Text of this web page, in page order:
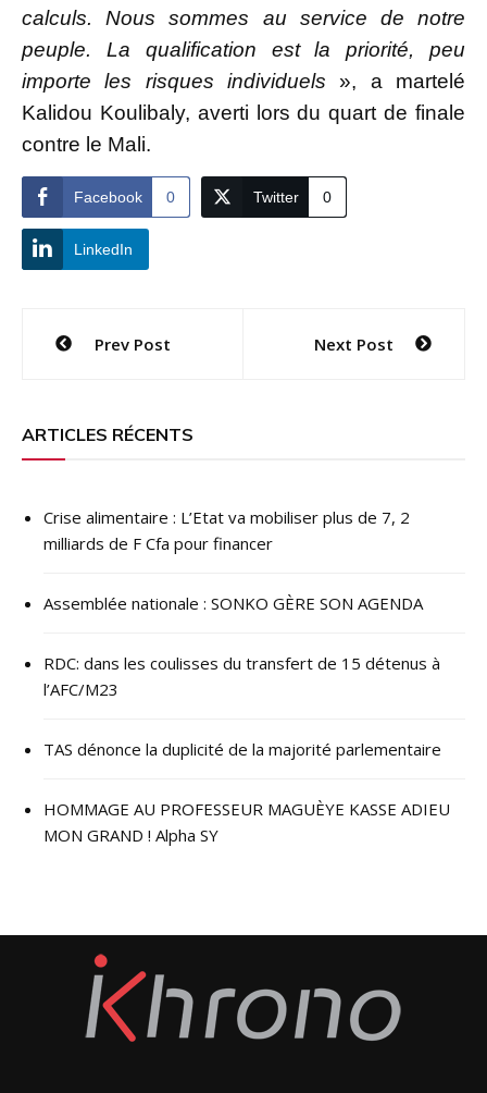
calculs. Nous sommes au service de notre
peuple. La qualification est la priorité, peu
importe les risques individuels », a martelé
Kalidou Koulibaly, averti lors du quart de finale
contre le Mali.
Facebook 0 Twitter 0
LinkedIn
Navigation
l’article
Prev Post Next Post
ARTICLES RÉCENTS
Crise alimentaire : L’Etat va mobiliser plus de 7, 2
milliards de F Cfa pour financer
Assemblée nationale : SONKO GÈRE SON AGENDA
RDC: dans les coulisses du transfert de 15 détenus à
l’AFC/M23
TAS dénonce la duplicité de la majorité parlementaire
HOMMAGE AU PROFESSEUR MAGUÈYE KASSE ADIEU
MON GRAND ! Alpha SY